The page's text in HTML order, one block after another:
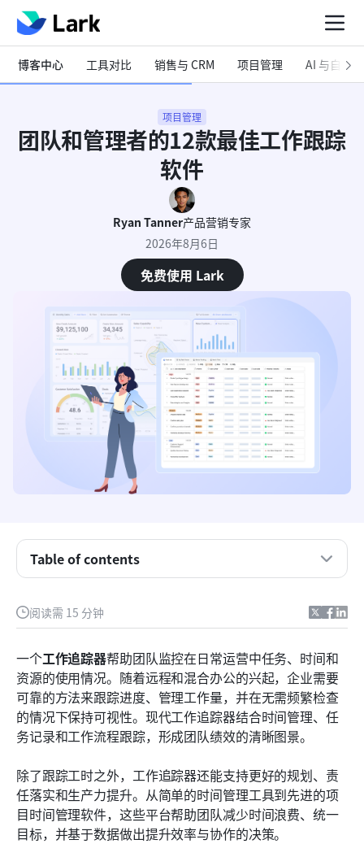
博客中心 工具对比 销售与 CRM 项目管理 AI 与自动化
项目管理
团队和管理者的12款最佳工作跟踪
软件
Ryan Tanner产品营销专家
2026年8月6日
免费使用 Lark
阅读需 15 分钟
一个工作追踪器帮助团队监控在日常运营中任务、时间和
资源的使用情况。随着远程和混合办公的兴起，企业需要
可靠的方法来跟踪进度、管理工作量，并在无需频繁检查
的情况下保持可视性。现代工作追踪器结合时间管理、任
务记录和工作流程跟踪，形成团队绩效的清晰图景。
除了跟踪工时之外，工作追踪器还能支持更好的规划、责
任落实和生产力提升。从简单的时间管理工具到先进的项
目时间管理软件，这些平台帮助团队减少时间浪费、统一
目标，并基于数据做出提升效率与协作的决策。
Table of contents
关键要点：最佳项目时间管理软件
概述：前五大工作跟踪管理软件
什么是工作追踪器？
5种工作跟踪工具
工作追踪器如何提升生产力
值得关注的12款项目时间管理软件
跟踪工作时的常见错误
如何选择合适的工作追踪器
工作跟踪软件的未来
结论